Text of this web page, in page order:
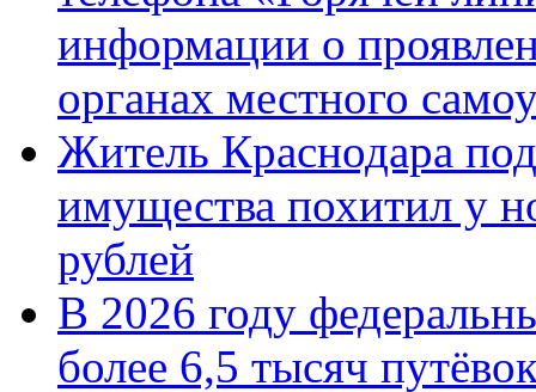
информации о
органах местного
Житель Краснодара
имущества похитил у
рублей
В 2026 году
более 6,5 тысяч